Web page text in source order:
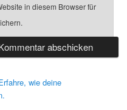
in diesem Browser für
wie deine